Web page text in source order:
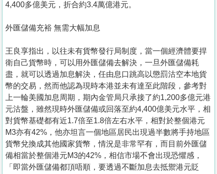
4,400多億美元，折合約3.4萬億港元。
外匯儲備充裕 無需大幅加息
王良享指出，以往未有貨幣發行局制度，當一個經濟體要捍
衛自己貨幣時，可以用外匯儲備去解決，一旦外匯儲備耗
盡，就可以透過加息解決，任由息口跳高以懲罰沽空本地貨
幣的交易，然而他認為現時本港並未有達至此階段，參考對
上一輪美國加息周期，期內金管局只承接了約1,200多億元港
元沽盤，雖然現時外匯儲備或回落至約4,400億美元水平，相
對貨幣基礎都有近1.7倍至1.8倍左右水平，相對於整個港元
M3亦有42%，他亦坦言一個地區居民出現過半數將手持地區
貨幣兌換成其他國家貨幣，情況是非常罕有，而目前外匯儲
備相當於整個港元M3的42%，相信市場不會出現恐懼感，
「即當外匯儲備都頂唔順，要透過不斷加息去抵禦港元貶